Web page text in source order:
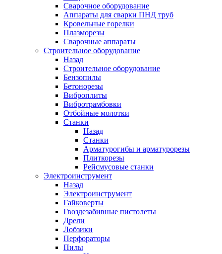
Сварочное оборудование
Аппараты для сварки ПНД труб
Кровельные горелки
Плазморезы
Сварочные аппараты
Строительное оборудование
Назад
Строительное оборудование
Бензопилы
Бетонорезы
Виброплиты
Вибротрамбовки
Отбойные молотки
Станки
Назад
Станки
Арматурогибы и арматурорезы
Плиткорезы
Рейсмусовые станки
Электроинструмент
Назад
Электроинструмент
Гайковерты
Гвоздезабивные пистолеты
Дрели
Лобзики
Перфораторы
Пилы